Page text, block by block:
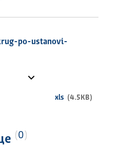
po-ustanovi-
xls (4.5KB)
0